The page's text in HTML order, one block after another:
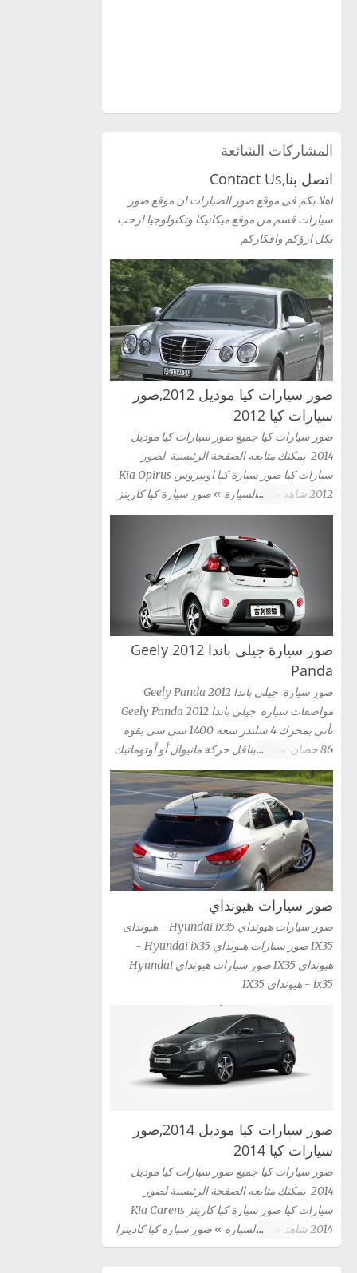
المشاركات الشائعة
اتصل بنا,Contact Us
اهلا بكم فى موقع صور الصيارات ان موقع صور
سيارات قسم من موقع ميكانيكا وتكنولوجيا ارحب
بكل ارؤكم وافكاركم
صور سيارات كيا موديل 2012,صور
سيارات كيا 2012
صور سيارات كيا جميع صور سيارات كيا موديل
2014 يمكنك متابعه الصفحة الرئيسية لصور
سيارات كيا صور سيارة كيا اوبيروس Kia Opirus
2012 شاهد صور السيارة » صور سيارة كيا كارينز
2012 Kia Carens شاهد صور السيارة » صور
سيارة كيا سيراتو كوبية Kia Cerato Coupe 2012
mohave 2012 شاهد صور السيارة » صور سيارة
كيا سبورتاج 2012 Kia Sportag شاهد صور
السيارة » صور سيارة كيا سول 2012 Kia Sou
Sorento 2012 شاهد صور السيارة » صور سيارة
صور السيارة » صور سيارة كيا ريو 2012 kia Rio
2012 Kia Rio 3-door شاهد صور السيارة » صور
صور السيارة » صور سيارة كيا اوبتيما kia optima
2012 شاهد صور السيارة » صور سيارات كيا G...
صور سيارة جيلى باندا 2012 Geely
Panda
صور سيارة جيلى باندا 2012 Geely Panda
مواصفات سيارة جيلى باندا 2012 Geely Panda
تأتى بمحرك 4 سلندر سعة 1400 سى سى بقوة
86 حصان متصل بناقل حركة مانيوال أو أوتوماتيك
صور سيارة جيلى باندا 2012 Geely Panda
صور سيارات هيونداي
صور سيارات هيونداي Hyundai ix35 - هيونداى
IX35 صور سيارات هيونداي Hyundai ix35 -
هيونداى IX35 صور سيارات هيونداي Hyundai
ix35 - هيونداى IX35
صور سيارات كيا موديل 2014,صور
سيارات كيا 2014
صور سيارات كيا جميع صور سيارات كيا موديل
2014 يمكنك متابعه الصفحة الرئيسية لصور
سيارات كيا صور سيارة كيا كارينز Kia Carens
2014 شاهد صور السيارة » صور سيارة كيا كادينزا
Kia Cadenza 2014 شاهد صور السيارة » صور